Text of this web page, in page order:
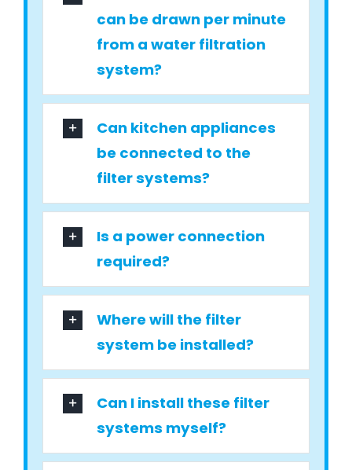
can be drawn per minute
from a water filtration
system?
Can kitchen appliances
be connected to the
filter systems?
Is a power connection
required?
Where will the filter
system be installed?
Can I install these filter
systems myself?